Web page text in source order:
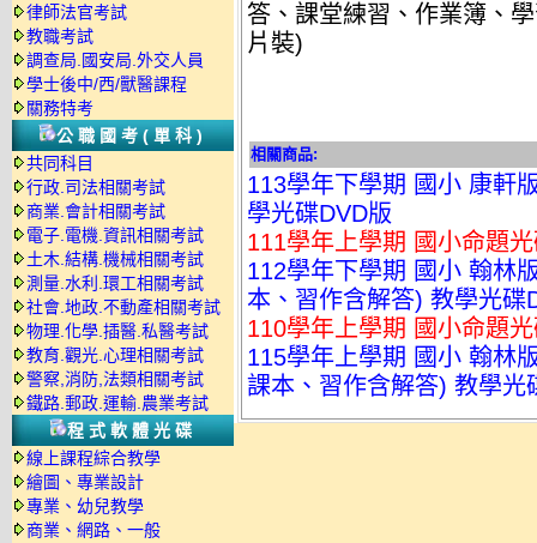
律師法官考試
教職考試
調查局.國安局.外交人員
學士後中/西/獸醫課程
關務特考
公職國考(單科)
共同科目
行政.司法相關考試
商業.會計相關考試
電子.電機.資訊相關考試
土木.結構.機械相關考試
測量.水利.環工相關考試
社會.地政.不動產相關考試
物理.化學.插醫.私醫考試
教育.觀光.心理相關考試
警察,消防,法類相關考試
鐵路.郵政.運輸.農業考試
程式軟體光碟
線上課程綜合教學
繪圖、專業設計
專業、幼兒教學
商業、網路、一般
答、課堂練習、作業簿、
片裝)
相關商品:
113學年下學期 國小 康軒
學光碟DVD版
111學年上學期 國小命題
112學年下學期 國小 翰林
本、習作含解答) 教學光碟
110學年上學期 國小命題
115學年上學期 國小 翰林
課本、習作含解答) 教學光